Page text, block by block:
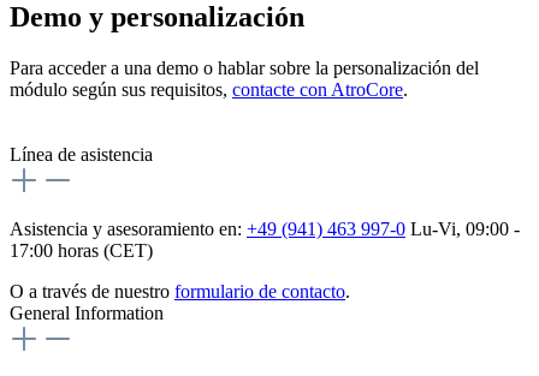
Demo y personalización
Para acceder a una demo o hablar sobre la personalización del
módulo según sus requisitos, contacte con AtroCore.
Línea de asistencia
Asistencia y asesoramiento en: +49 (941) 463 997-0 Lu-Vi, 09:00 -
17:00 horas (CET)
O a través de nuestro formulario de contacto.
General Information